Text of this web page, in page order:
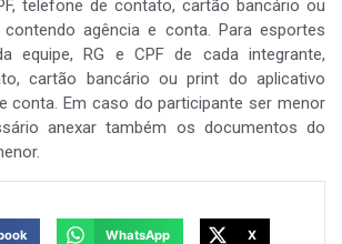
telefone de contato, cartão bancário ou
agência e conta. Para esportes
equipe, RG e CPF de cada integrante,
cartão bancário ou print do aplicativo
conta. Em caso do participante ser menor
anexar também os documentos do
WhatsApp X